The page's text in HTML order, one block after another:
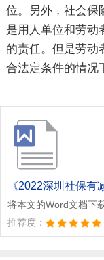
位。另外，社会保
是用人单位和劳动
的责任。但是劳动
合法定条件的情况
《2022深圳社保有
将本文的Word文档下
推荐度：